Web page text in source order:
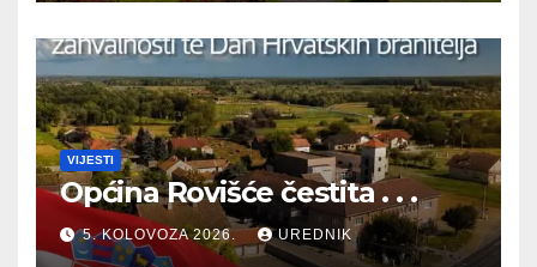
VIJESTI
Općina Rovišće čestita . . .
5. KOLOVOZA 2026. UREDNIK